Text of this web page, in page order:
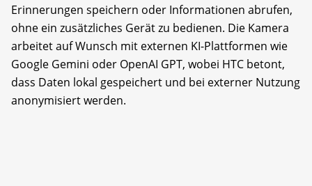
Erinnerungen speichern oder Informationen abrufen,
ohne ein zusätzliches Gerät zu bedienen. Die Kamera
arbeitet auf Wunsch mit externen KI-Plattformen wie
Google Gemini oder OpenAI GPT, wobei HTC betont,
dass Daten lokal gespeichert und bei externer Nutzung
anonymisiert werden.